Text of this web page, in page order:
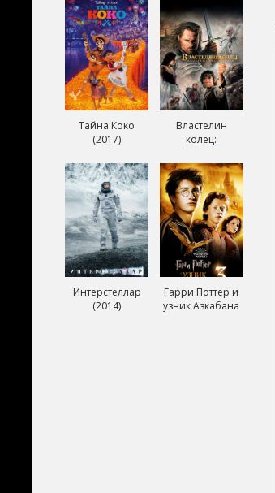
Тайна Коко
(2017)
Властелин
колец:
короля (2003)
Интерстеллар
(2014)
Гарри Поттер и
узник Азкабана